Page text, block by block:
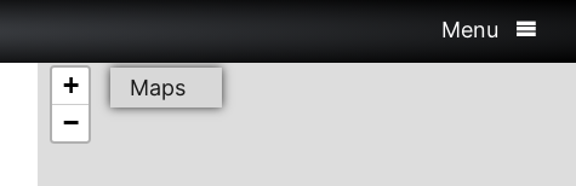
Menu
+
−
Maps